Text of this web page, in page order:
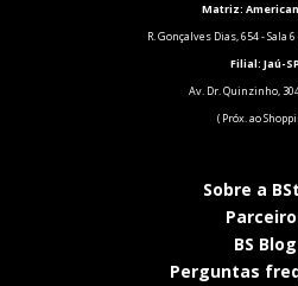
Matriz:
R. Gonçalves Dias, 654 - Sala
Filial: Jaú-SP
Av. Dr. Quinzinho,
( Próx. ao
Sobre a
BS Blog
Perguntas